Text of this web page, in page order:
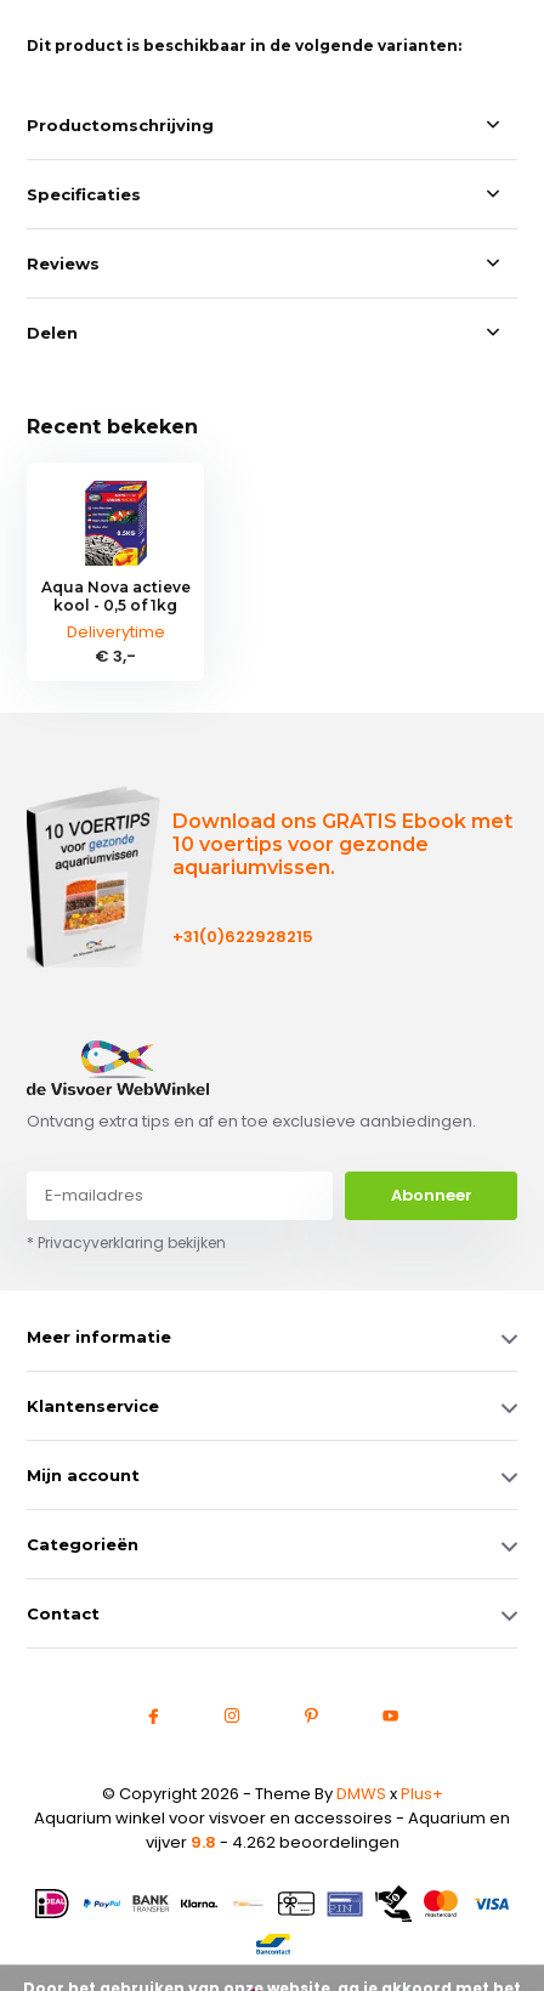
Dit product is beschikbaar in de volgende varianten:
Productomschrijving
Specificaties
Reviews
Delen
Recent bekeken
Aqua Nova actieve
kool - 0,5 of 1kg
Deliverytime
€ 3,-
Download ons GRATIS Ebook met
10 voertips voor gezonde
aquariumvissen.
+31(0)622928215
Ontvang extra tips en af en toe exclusieve aanbiedingen.
Abonneer
* Privacyverklaring bekijken
Meer informatie
Klantenservice
Mijn account
Categorieën
Contact
© Copyright 2026 - Theme ByDMWS xPlus+
Aquarium winkel voor visvoer en accessoires - Aquarium en
vijver 9.8 - 4.262 beoordelingen